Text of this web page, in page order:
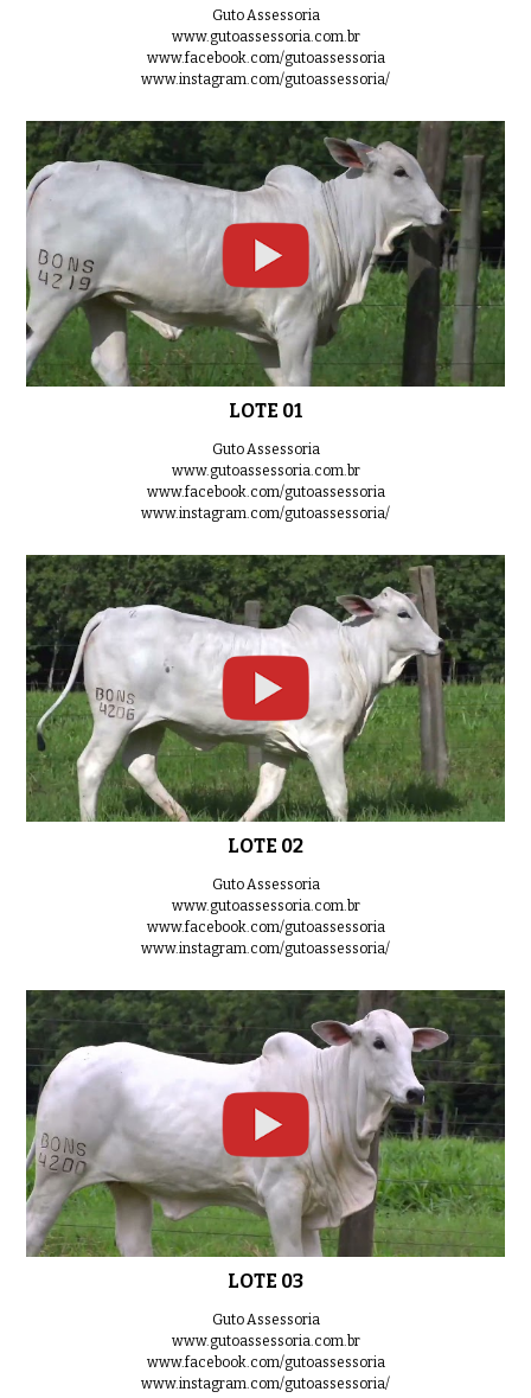
Guto Assessoria
www.gutoassessoria.com.br
www.facebook.com/gutoassessoria
www.instagram.com/gutoassessoria/
LOTE 01
Guto Assessoria
www.gutoassessoria.com.br
www.facebook.com/gutoassessoria
www.instagram.com/gutoassessoria/
LOTE 02
Guto Assessoria
www.gutoassessoria.com.br
www.facebook.com/gutoassessoria
www.instagram.com/gutoassessoria/
LOTE 03
Guto Assessoria
www.gutoassessoria.com.br
www.facebook.com/gutoassessoria
www.instagram.com/gutoassessoria/